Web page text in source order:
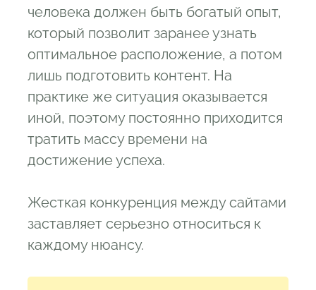
человека должен быть богатый опыт,
который позволит заранее узнать
оптимальное расположение, а потом
лишь подготовить контент. На
практике же ситуация оказывается
иной, поэтому постоянно приходится
тратить массу времени на
достижение успеха.
Жесткая конкуренция между сайтами
заставляет серьезно относиться к
каждому нюансу.